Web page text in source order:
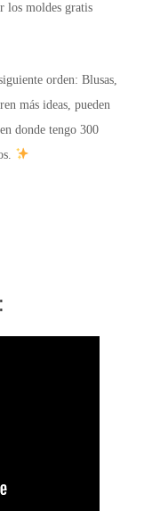
los moldes gratis
orden: Blusas,
más ideas, pueden
donde tengo 300